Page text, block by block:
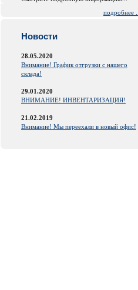
подробнее ...
Новости
28.05.2020
Внимание! График отгрузки с нашего
склада!
29.01.2020
ВНИМАНИЕ! ИНВЕНТАРИЗАЦИЯ!
21.02.2019
Внимание! Мы переехали в новый офис!